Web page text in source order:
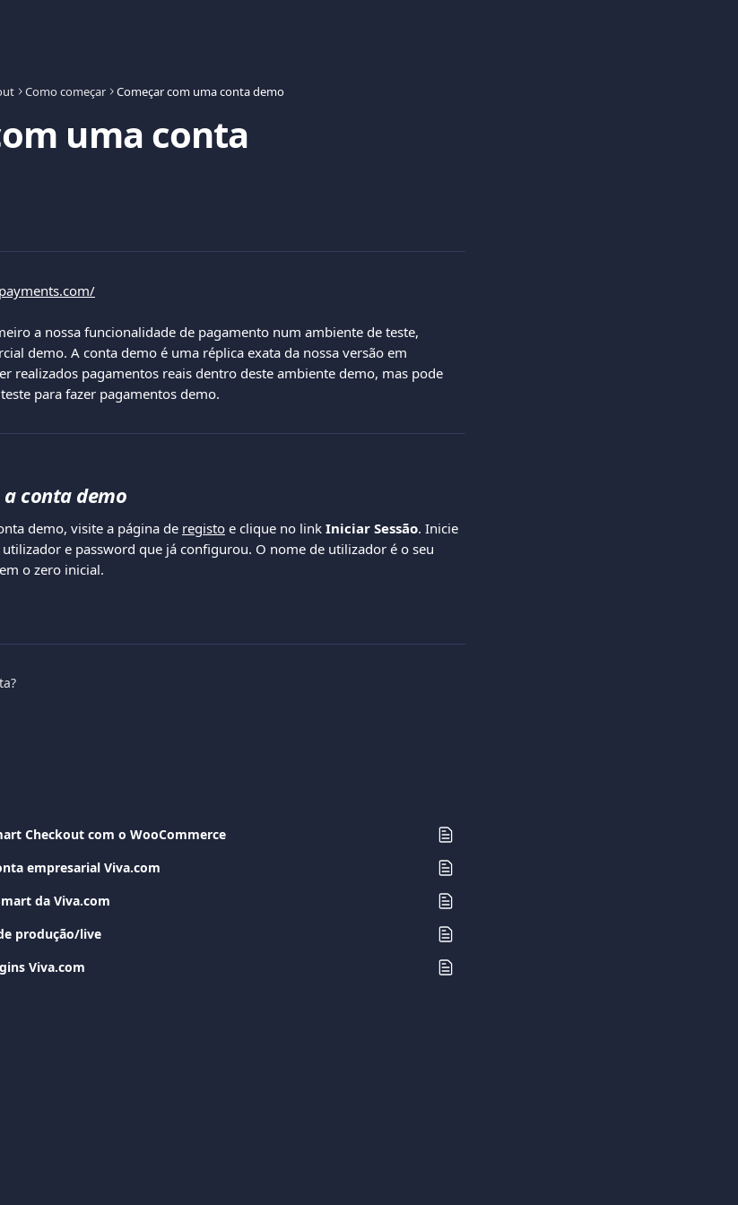
Como começar Começar com uma conta demo
uma conta
a nossa funcionalidade de pagamento num ambiente de teste,
demo. A conta demo é uma réplica exata da nossa versão em
realizados pagamentos reais dentro deste ambiente demo, mas pode
para fazer pagamentos demo.
conta demo
demo, visite a página de registo e clique no link Iniciar Sessão. Inicie
e password que já configurou. O nome de utilizador é o seu
o zero inicial.
Checkout com o WooCommerce
empresarial Viva.com
da Viva.com
produção/live
Viva.com